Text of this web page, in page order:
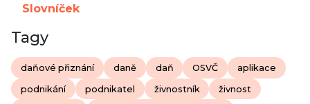
Slovníček
Tagy
daňové přiznání daně daň OSVČ aplikace
podnikání podnikatel živnostník živnost